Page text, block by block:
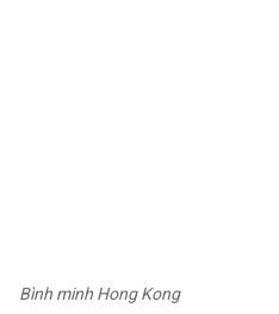
Bình minh Hong Kong